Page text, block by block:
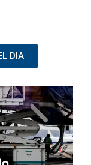
DIA